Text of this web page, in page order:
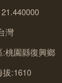
灣
:桃園縣復興鄉
拔:1610